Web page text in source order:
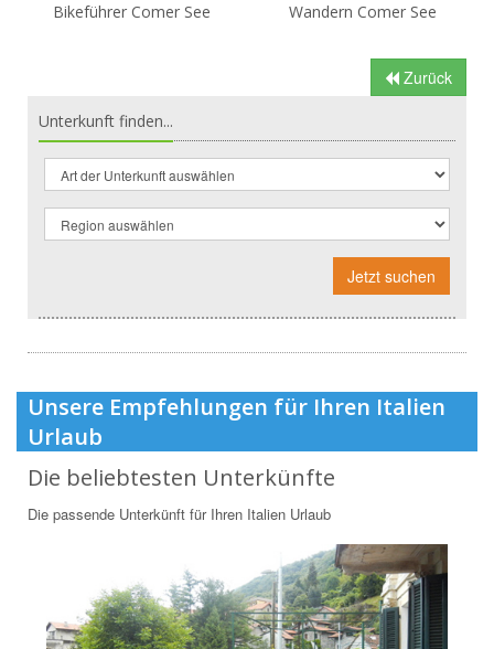
Bikeführer Comer See Wandern Comer See
Zurück
Unterkunft finden...
Jetzt suchen
Unsere Empfehlungen für Ihren Italien
Urlaub
Die beliebtesten Unterkünfte
Die passende Unterkünft für Ihren Italien Urlaub